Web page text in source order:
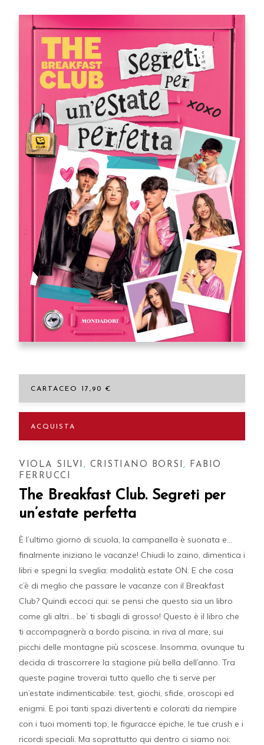
CARTACEO 17,90 €
ACQUISTA
VIOLA SILVI , CRISTIANO BORSI ,
FABIO
FERRUCCI
The Breakfast Club. Segreti per
un’estate perfetta
È l’ultimo giorno di scuola, la campanella è suonata e…
finalmente iniziano le vacanze! Chiudi lo zaino, dimentica i
libri e spegni la sveglia: modalità estate ON. E che cosa
c’è di meglio che passare le vacanze con il Breakfast
Club? Quindi eccoci qui: se pensi che questo sia un libro
come gli altri… be’ ti sbagli di grosso! Questo è il libro che
ti accompagnerà a bordo piscina, in riva al mare, sui
picchi delle montagne più scoscese. Insomma, ovunque tu
decida di trascorrere la stagione più bella dell’anno. Tra
queste pagine troverai tutto quello che ti serve per
un’estate indimenticabile: test, giochi, sfide, oroscopi ed
enigmi. E poi tanti spazi divertenti e colorati da riempire
con i tuoi momenti top, le figuracce epiche, le tue crush e i
ricordi speciali. Ma soprattutto qui dentro ci siamo noi: